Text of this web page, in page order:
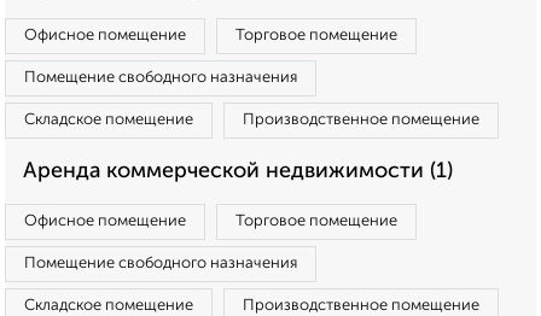
Офисное помещение Торговое помещение
Помещение свободного назначения
Складское помещение Производственное помещение
Аренда коммерческой недвижимости (1)
Офисное помещение Торговое помещение
Помещение свободного назначения
Складское помещение Производственное помещение